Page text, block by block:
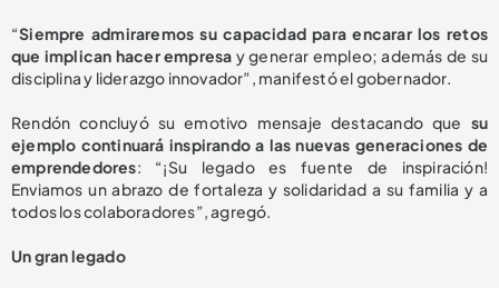
“Siempre admiraremos su capacidad para encarar los retos
que implican hacer empresa y generar empleo; además de su
disciplina y liderazgo innovador”, manifestó el gobernador.
Rendón concluyó su emotivo mensaje destacando que su
ejemplo continuará inspirando a las nuevas generaciones de
emprendedores: “¡Su legado es fuente de inspiración!
Enviamos un abrazo de fortaleza y solidaridad a su familia y a
todos los colaboradores”, agregó.
Un gran legado